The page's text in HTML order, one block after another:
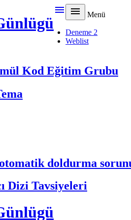
  Menü
Deneme 2
Weblist
Kod Eğitim Grubu
doldurma
Dizi Tavsiyeleri